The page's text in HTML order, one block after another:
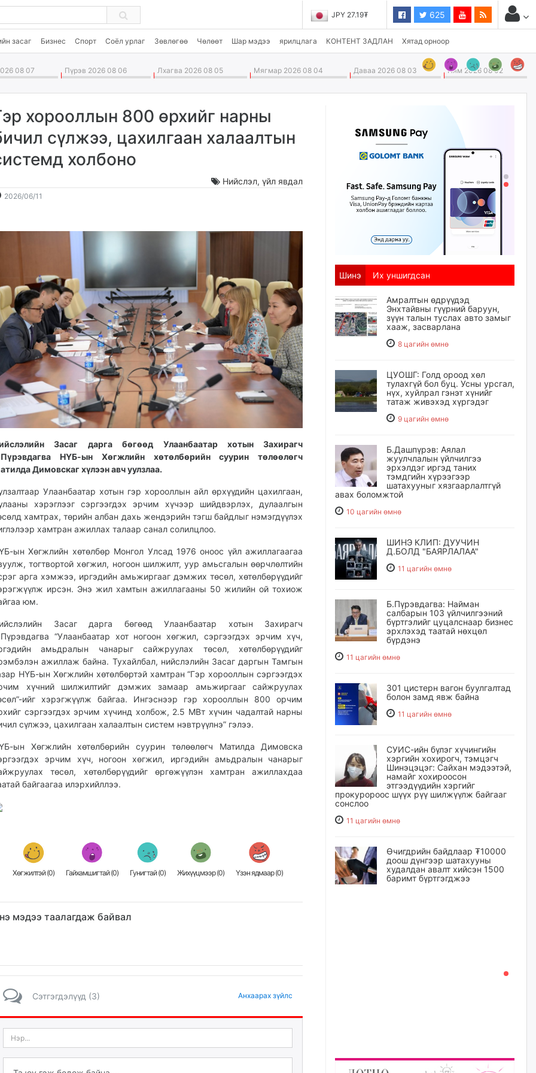
JPY 27.19₮ 625
засаг Бизнес Спорт Соёл урлаг Зөвлөгөө Чөлөөт Шар мэдээ ярилцлага КОНТЕНТ ЗАДЛАН Хятад орноор
08 07 Пүрэв 2026 08 06 Лхагва 2026 08 05 Мягмар 2026 08 04 Даваа 2026 08 03 Ням 2026 08 02
хорооллын 800 өрхийг нарны
сүлжээ, цахилгаан халаалтын
холбоно
Нийслэл,үйл явдал
2026/06/11
17:26:11
00:14:53
Засаг дарга бөгөөд Улаанбаатар хотын Захирагч
НҮБ-ын Хөгжлийн хөтөлбөрийн суурин төлөөлөгч
Димовскаг хүлээн авч уулзлаа.
Улаанбаатар хотын гэр хорооллын айл өрхүүдийн цахилгаан,
хэрэглээг сэргээгдэх эрчим хүчээр шийдвэрлэх, дулаалгын
хамтрах, төрийн албан дахь жендэрийн тэгш байдлыг нэмэгдүүлэх
хамтран ажиллах талаар санал солилцлоо.
ын Хөгжлийн хөтөлбөр Монгол Улсад 1976 оноос үйл ажиллагаагаа
тогтвортой хөгжил, ногоон шилжилт, уур амьсгалын өөрчлөлтийн
арга хэмжээ, иргэдийн амьжиргааг дэмжих төсөл, хөтөлбөрүүдийг
ирсэн. Энэ жил хамтын ажиллагааны 50 жилийн ой тохиож
юм.
Засаг дарга бөгөөд Улаанбаатар хотын Захирагч
“Улаанбаатар хот ногоон хөгжил, сэргээгдэх эрчим хүч,
амьдралын чанарыг сайжруулах төсөл, хөтөлбөрүүдийг
ажиллаж байна. Тухайлбал, нийслэлийн Засаг даргын Тамгын
НҮБ-ын Хөгжлийн хөтөлбөртэй хамтран “Гэр хорооллын сэргээгдэх
хүчний шилжилтийг дэмжих замаар амьжиргааг сайжруулах
ийг хэрэгжүүлж байгаа. Ингэснээр гэр хорооллын 800 орчим
сэргээгдэх эрчим хүчинд холбож, 2.5 МВт хүчин чадалтай нарны
сүлжээ, цахилгаан халаалтын систем нэвтрүүлнэ” гэлээ.
ын Хөгжлийн хөтөлбөрийн суурин төлөөлөгч Матилда Димовска
эрчим хүч, ногоон хөгжил, иргэдийн амьдралын чанарыг
төсөл, хөтөлбөрүүдийг өргөжүүлэн хамтран ажиллахдаа
байгаагаа илэрхийллээ.
Хөгжилтэй (0) Гайхамшигтай (0) Гунигтай (0) Жихүүцмээр (0) Үзэн ядмаар (0)
мэдээ таалагдаж байвал
Сэтгэгдэлүүд (3) Анхаарах зүйлс
Шинэ Их уншигдсан
Амралтын өдрүүдэд
Энхтайвны гүүрний баруун,
зүүн талын туслах авто замыг
хааж, засварлана
8 цагийн өмнө
ЦУОШГ: Голд ороод хөл
тулахгүй бол буц. Усны урсгал,
нүх, хуйлрал гэнэт хүнийг
татаж живэхэд хүргэдэг
9 цагийн өмнө
Б.Дашпүрэв: Аялал
жуулчлалын үйлчилгээ
эрхэлдэг иргэд таних
тэмдгийн хүрээгээр
шатахууныг хязгаарлалтгүй
авах боломжтой
10 цагийн өмнө
ШИНЭ КЛИП: ДУУЧИН
Д.БОЛД "БАЯРЛАЛАА"
11 цагийн өмнө
Б.Пүрэвдагва: Найман
салбарын 103 үйлчилгээний
бүртгэлийг цуцалснаар бизнес
эрхлэхэд таатай нөхцөл
бүрдэнэ
11 цагийн өмнө
301 цистерн вагон буулгалтад
болон замд явж байна
11 цагийн өмнө
СУИС-ийн бүлэг хүчингийн
хэргийн хохирогч, тэмцэгч
Шинэцэцэг: Сайхан мэдээтэй,
намайг хохироосон
этгээдүүдийн хэргийг
прокуророос шүүх рүү шилжүүлж байгааг
сонслоо
11 цагийн өмнө
Өчигдрийн байдлаар ₮10000
доош дүнгээр шатахууны
худалдан авалт хийсэн 1500
баримт бүртгэгджээ